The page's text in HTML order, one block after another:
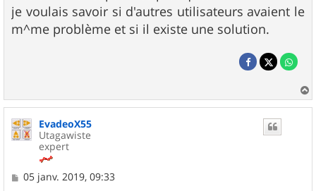
je voulais savoir si d'autres utilisateurs avaient le
m^me problème et si il existe une solution.
a
EvadeoX55
Utagawiste
expert
M
05 janv. 2019, 09:33